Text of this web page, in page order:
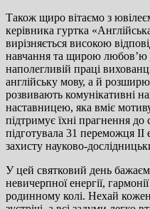
Також щиро вітаємо з
керівника гуртка
вирізняється високою
навчання та щирою любов’ю
наполегливій праці
англійську мову, а й
розвивають комунікативні
наставницею, яка вміє
підтримує їхні прагнення до
підготувала 31 переможця ІІ
захисту науково-
У цей святковий день
невичерпної енергії,
родинному колі. Нехай кожен